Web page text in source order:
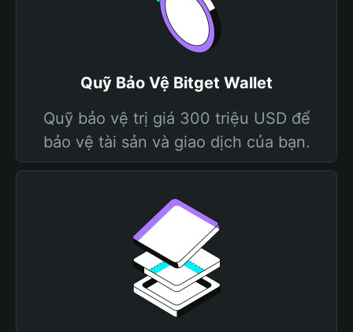
Quỹ Bảo Vệ Bitget Wallet
Quỹ bảo vệ trị giá 300 triệu USD để
bảo vệ tài sản và giao dịch của bạn.